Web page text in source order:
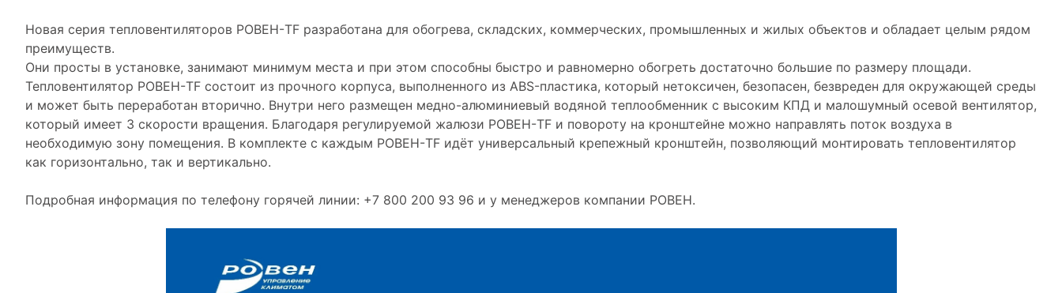
Новая серия тепловентиляторов РОВЕН-TF разработана для обогрева, складских, коммерческих, промышленных и жилых объектов и обладает целым рядом
преимуществ.
Они просты в установке, занимают минимум места и при этом способны быстро и равномерно обогреть достаточно большие по размеру площади.
Тепловентилятор РОВЕН-TF состоит из прочного корпуса, выполненного из АBS-пластика, который нетоксичен, безопасен, безвреден для окружающей среды
и может быть переработан вторично. Внутри него размещен медно-алюминиевый водяной теплообменник с высоким КПД и малошумный осевой вентилятор,
который имеет 3 скорости вращения. Благодаря регулируемой жалюзи РОВЕН-TF и повороту на кронштейне можно направлять поток воздуха в
необходимую зону помещения. В комплекте с каждым РОВЕН-TF идёт универсальный крепежный кронштейн, позволяющий монтировать тепловентилятор
как горизонтально, так и вертикально.
Подробная информация по телефону горячей линии: +7 800 200 93 96 и у менеджеров компании РОВЕН.